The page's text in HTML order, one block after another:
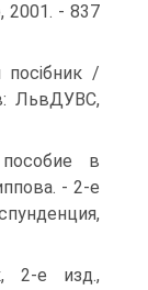
- 837
посібник /
ЛьвДУВС,
в
- 2-е
2-е изд.,